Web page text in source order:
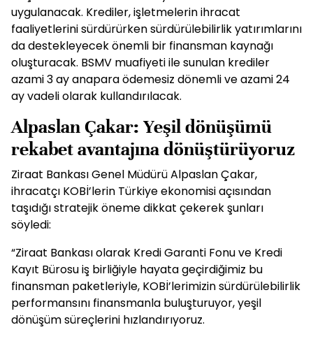
uygulanacak. Krediler, işletmelerin ihracat
faaliyetlerini sürdürürken sürdürülebilirlik yatırımlarını
da destekleyecek önemli bir finansman kaynağı
oluşturacak. BSMV muafiyeti ile sunulan krediler
azami 3 ay anapara ödemesiz dönemli ve azami 24
ay vadeli olarak kullandırılacak.
Alpaslan Çakar: Yeşil dönüşümü
rekabet avantajına dönüştürüyoruz
Ziraat Bankası Genel Müdürü Alpaslan Çakar,
ihracatçı KOBİ’lerin Türkiye ekonomisi açısından
taşıdığı stratejik öneme dikkat çekerek şunları
söyledi:
“Ziraat Bankası olarak Kredi Garanti Fonu ve Kredi
Kayıt Bürosu iş birliğiyle hayata geçirdiğimiz bu
finansman paketleriyle, KOBİ’lerimizin sürdürülebilirlik
performansını finansmanla buluşturuyor, yeşil
dönüşüm süreçlerini hızlandırıyoruz.